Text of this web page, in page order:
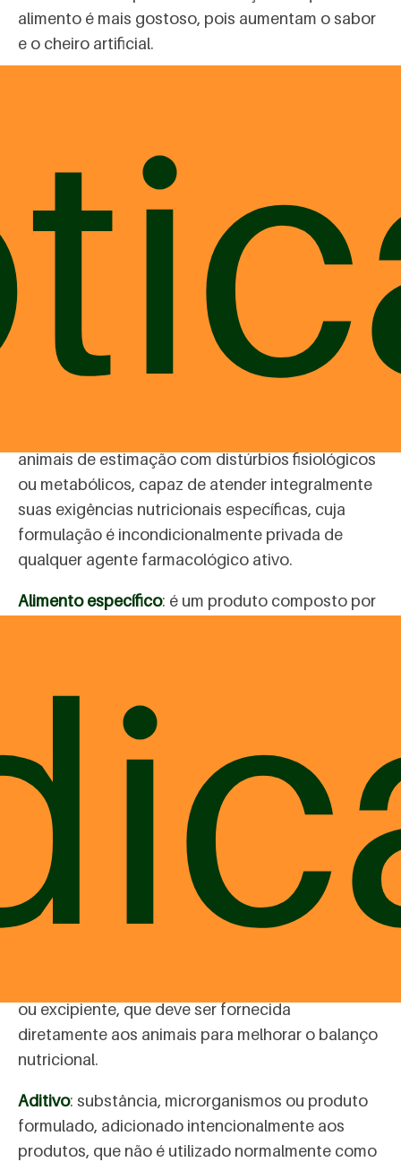
alimento é mais gostoso, pois aumentam o sabor
e o cheiro artificial.
Ainda de acordo com a
Alimento completo: é um produto composto por
ingredientes, matérias-primas ou aditivos
destinado exclusivamente à alimentação de
animais de estimação, capaz de atender
integralmente suas exigências nutricionais,
podendo possuir propriedades específicas ou
funcionais.
: é um produto composto
animais de estimação com distúrbios fisiológicos
ou metabólicos, capaz de atender integralmente
suas exigências nutricionais específicas, cuja
formulação é incondicionalmente privada de
qualquer agente farmacológico ativo.
Alimento específico: é um produto composto por
prêmio ou recompensa e que não se caracteriza
como alimento completo, podendo possuir
Produto mastigável
: é um produto à base de
subprodutos de origem animal, podendo conter
ingredientes de origem vegetal, destinado
exclusivamente aos animais de estimação, com
objetivo de diversão ou agrado, com valor
nutricional desprezível.
ou excipiente, que deve ser fornecida
diretamente aos animais para melhorar o balanço
nutricional.
Aditivo: substância, microrganismos ou produto
formulado, adicionado intencionalmente aos
produtos, que não é utilizado normalmente como